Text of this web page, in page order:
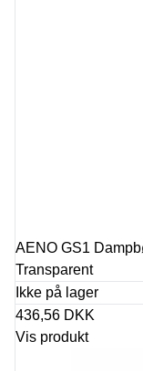
AENO GS1
Transparent
Ikke på lager
436,56 DKK
Vis produkt